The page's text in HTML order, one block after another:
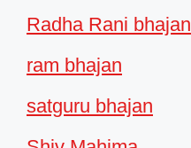
Radha Rani bhajan
ram bhajan
satguru bhajan